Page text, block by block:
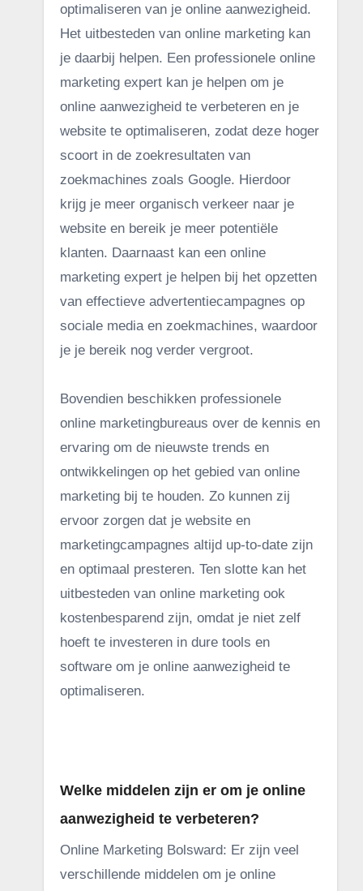
optimaliseren van je online aanwezigheid.
Het uitbesteden van online marketing kan
je daarbij helpen. Een professionele online
marketing expert kan je helpen om je
online aanwezigheid te verbeteren en je
website te optimaliseren, zodat deze hoger
scoort in de zoekresultaten van
zoekmachines zoals Google. Hierdoor
krijg je meer organisch verkeer naar je
website en bereik je meer potentiële
klanten. Daarnaast kan een online
marketing expert je helpen bij het opzetten
van effectieve advertentiecampagnes op
sociale media en zoekmachines, waardoor
je je bereik nog verder vergroot.
Bovendien beschikken professionele
online marketingbureaus over de kennis en
ervaring om de nieuwste trends en
ontwikkelingen op het gebied van online
marketing bij te houden. Zo kunnen zij
ervoor zorgen dat je website en
marketingcampagnes altijd up-to-date zijn
en optimaal presteren. Ten slotte kan het
uitbesteden van online marketing ook
kostenbesparend zijn, omdat je niet zelf
hoeft te investeren in dure tools en
software om je online aanwezigheid te
optimaliseren.
Welke middelen zijn er om je online
aanwezigheid te verbeteren?
Online Marketing Bolsward: Er zijn veel
verschillende middelen om je online